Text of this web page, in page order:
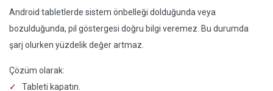
Android tabletlerde sistem önbelleği dolduğunda veya
bozulduğunda, pil göstergesi doğru bilgi veremez. Bu durumda
şarj olurken yüzdelik değer artmaz.
Çözüm olarak:
Tableti kapatın.